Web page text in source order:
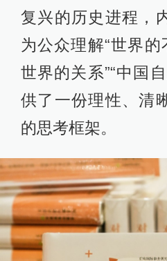
复兴的历史进程，
为公众理解“世界的
世界的关系”“中国
供了一份理性、清
的思考框架。